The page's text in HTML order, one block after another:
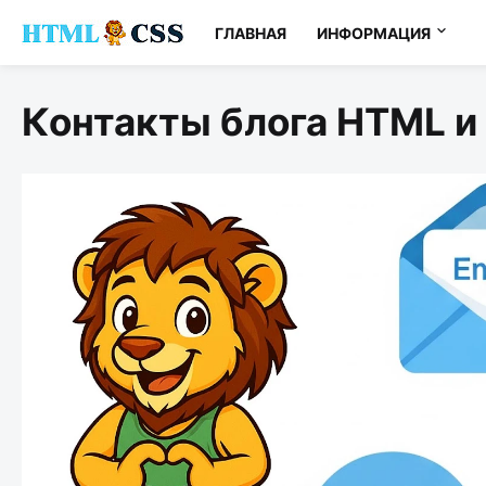
ГЛАВНАЯ ИНФОРМАЦИЯ
Контакты блога HTML и